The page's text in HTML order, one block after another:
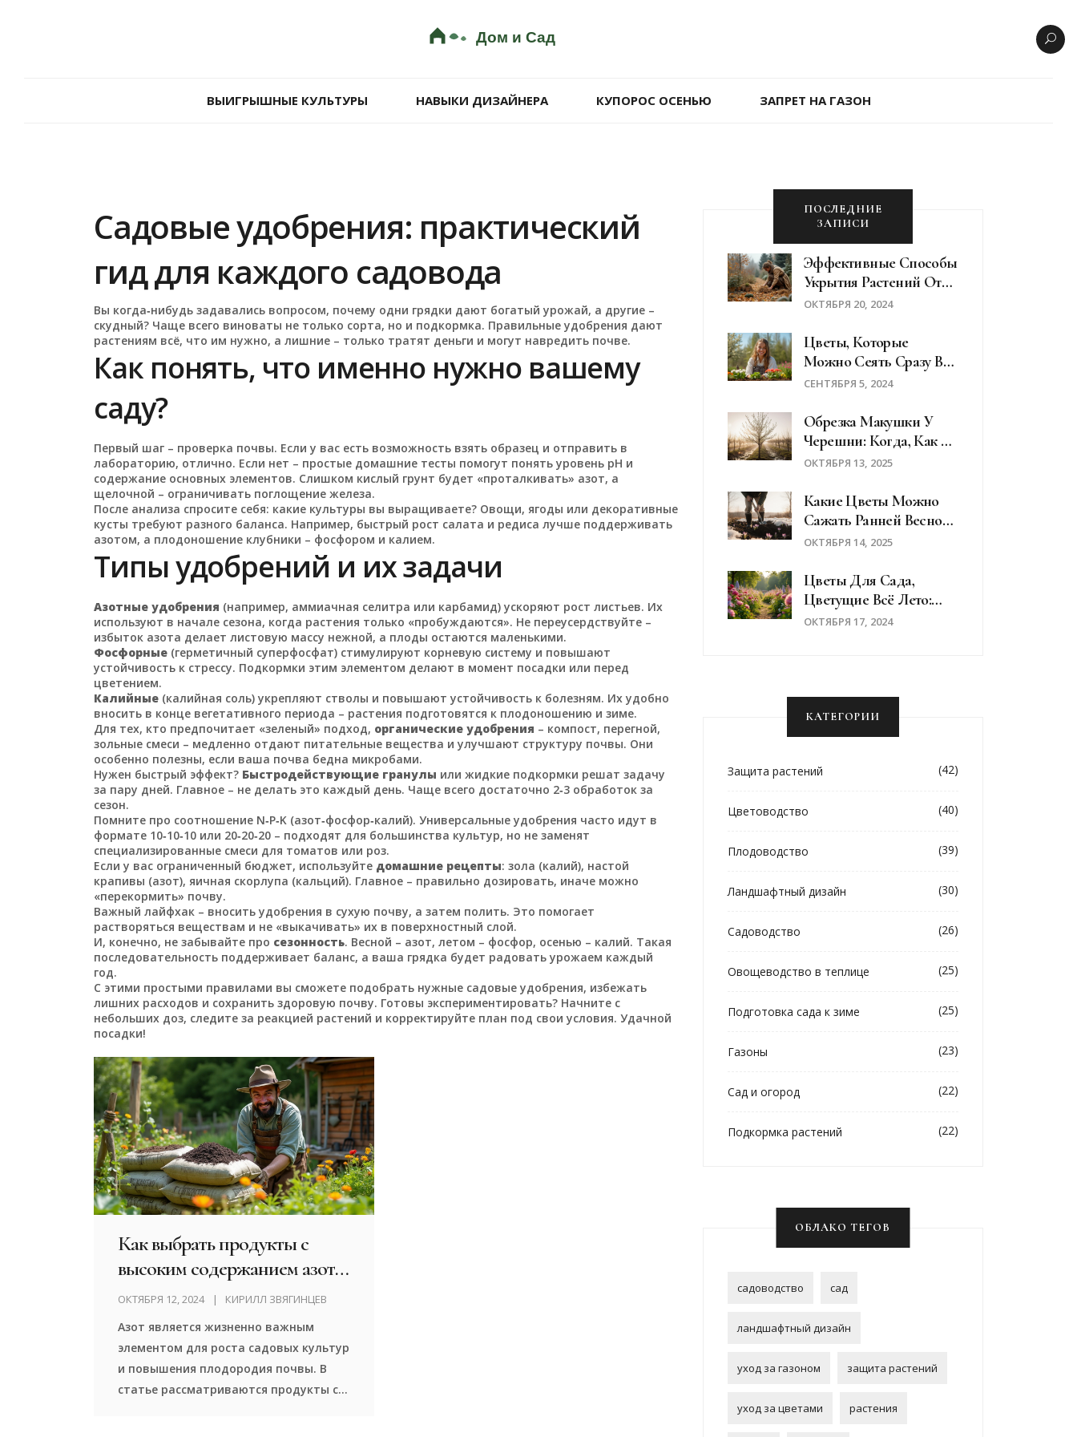
ВЫИГРЫШНЫЕ КУЛЬТУРЫ НАВЫКИ ДИЗАЙНЕРА КУПОРОС ОСЕНЬЮ ЗАПРЕТ НА ГАЗОН
Садовые удобрения: практический
гид для каждого садовода
Вы когда‑нибудь задавались вопросом, почему одни грядки дают богатый урожай, а другие –
скудный? Чаще всего виноваты не только сорта, но и подкормка. Правильные удобрения дают
растениям всё, что им нужно, а лишние – только тратят деньги и могут навредить почве.
Как понять, что именно нужно вашему
саду?
Первый шаг – проверка почвы. Если у вас есть возможность взять образец и отправить в
лабораторию, отлично. Если нет – простые домашние тесты помогут понять уровень pH и
содержание основных элементов. Слишком кислый грунт будет «проталкивать» азот, а
щелочной – ограничивать поглощение железа.
После анализа спросите себя: какие культуры вы выращиваете? Овощи, ягоды или декоративные
кусты требуют разного баланса. Например, быстрый рост салата и редиса лучше поддерживать
азотом, а плодоношение клубники – фосфором и калием.
Типы удобрений и их задачи
Азотные удобрения (например, аммиачная селитра или карбамид) ускоряют рост листьев. Их
используют в начале сезона, когда растения только «пробуждаются». Не переусердствуйте –
избыток азота делает листовую массу нежной, а плоды остаются маленькими.
Фосфорные (герметичный суперфосфат) стимулируют корневую систему и повышают
устойчивость к стрессу. Подкормки этим элементом делают в момент посадки или перед
цветением.
Калийные (калийная соль) укрепляют стволы и повышают устойчивость к болезням. Их удобно
вносить в конце вегетативного периода – растения подготовятся к плодоношению и зиме.
Для тех, кто предпочитает «зеленый» подход, органические удобрения – компост, перегной,
зольные смеси – медленно отдают питательные вещества и улучшают структуру почвы. Они
особенно полезны, если ваша почва бедна микробами.
Нужен быстрый эффект? Быстродействующие гранулы или жидкие подкормки решат задачу
за пару дней. Главное – не делать это каждый день. Чаще всего достаточно 2‑3 обработок за
сезон.
Помните про соотношение N‑P‑K (азот‑фосфор‑калий). Универсальные удобрения часто идут в
формате 10‑10‑10 или 20‑20‑20 – подходят для большинства культур, но не заменят
специализированные смеси для томатов или роз.
Если у вас ограниченный бюджет, используйте домашние рецепты: зола (калий), настой
крапивы (азот), яичная скорлупа (кальций). Главное – правильно дозировать, иначе можно
«перекормить» почву.
Важный лайфхак – вносить удобрения в сухую почву, а затем полить. Это помогает
растворяться веществам и не «выкачивать» их в поверхностный слой.
И, конечно, не забывайте про сезонность. Весной – азот, летом – фосфор, осенью – калий. Такая
последовательность поддерживает баланс, а ваша грядка будет радовать урожаем каждый
год.
С этими простыми правилами вы сможете подобрать нужные садовые удобрения, избежать
лишних расходов и сохранить здоровую почву. Готовы экспериментировать? Начните с
небольших доз, следите за реакцией растений и корректируйте план под свои условия. Удачной
посадки!
Как выбрать продукты с
высоким содержанием азота
для подкормки сада
ОКТЯБРЯ 12, 2024 КИРИЛЛ ЗВЯГИНЦЕВ
Азот является жизненно важным
элементом для роста садовых культур
и повышения плодородия почвы. В
статье рассматриваются продукты с
ПОСЛЕДНИЕ
ЗАПИСИ
Эффективные Способы
Укрытия Растений От
Морозов: Советы
ОКТЯБРЯ 20, 2024
Цветы, Которые
Можно Сеять Сразу В
Открытый Грунт:
Рекомендации
СЕНТЯБРЯ 5, 2024
Обрезка Макушки У
Черешни: Когда, Как И
Зачем
ОКТЯБРЯ 13, 2025
Какие Цветы Можно
Сажать Ранней Весной:
Практический Гид
ОКТЯБРЯ 14, 2025
Цветы Для Сада,
Цветущие Всё Лето:
Советы По Выбору И
ОКТЯБРЯ 17, 2024
КАТЕГОРИИ
Защита растений (42)
Цветоводство (40)
Плодоводство (39)
Ландшафтный дизайн (30)
Садоводство (26)
Овощеводство в теплице (25)
Подготовка сада к зиме (25)
Газоны (23)
Сад и огород (22)
Подкормка растений (22)
ОБЛАКО ТЕГОВ
садоводство сад
ландшафтный дизайн
уход за газоном защита растений
уход за цветами растения